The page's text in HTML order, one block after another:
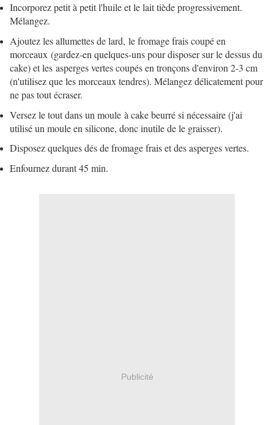
Incorporez petit à petit l'huile et le lait tiède progressivement.
Mélangez.
Ajoutez les allumettes de lard, le fromage frais coupé en
morceaux (gardez-en quelques-uns pour disposer sur le dessus du
cake) et les asperges vertes coupés en tronçons d'environ 2-3 cm
(n'utilisez que les morceaux tendres). Mélangez délicatement pour
ne pas tout écraser.
Versez le tout dans un moule à cake beurré si nécessaire (j'ai
utilisé un moule en silicone, donc inutile de le graisser).
Disposez quelques dés de fromage frais et des asperges vertes.
Enfournez durant 45 min.
Publicité